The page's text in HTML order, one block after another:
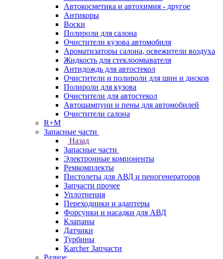
Автокосметика и автохимия - другое
Антикоры
Воски
Полироли для салона
Очистители кузова автомобиля
Ароматизаторы салона, освежители воздуха
Жидкость для стеклоомывателя
Антидождь для автостекол
Очистители и полироли для шин и дисков
Полироли для кузова
Очистители для автостекол
Автошампуни и пены для автомобилей
Очистители салона
R+M
Запасные части
Назад
Запасные части
Электронные компоненты
Ремкомплекты
Пистолеты для АВД и пеногенераторов
Запчасти прочее
Уплотнения
Переходники и адаптеры
Форсунки и насадки для АВД
Клапаны
Датчики
Турбины
Karcher Запчасти
Разное